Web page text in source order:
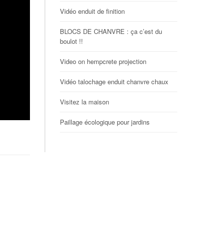
Vidéo enduit de finition
BLOCS DE CHANVRE : ça c’est du
boulot !!
Video on hempcrete projection
Vidéo talochage enduit chanvre chaux
Visitez la maison
Paillage écologique pour jardins